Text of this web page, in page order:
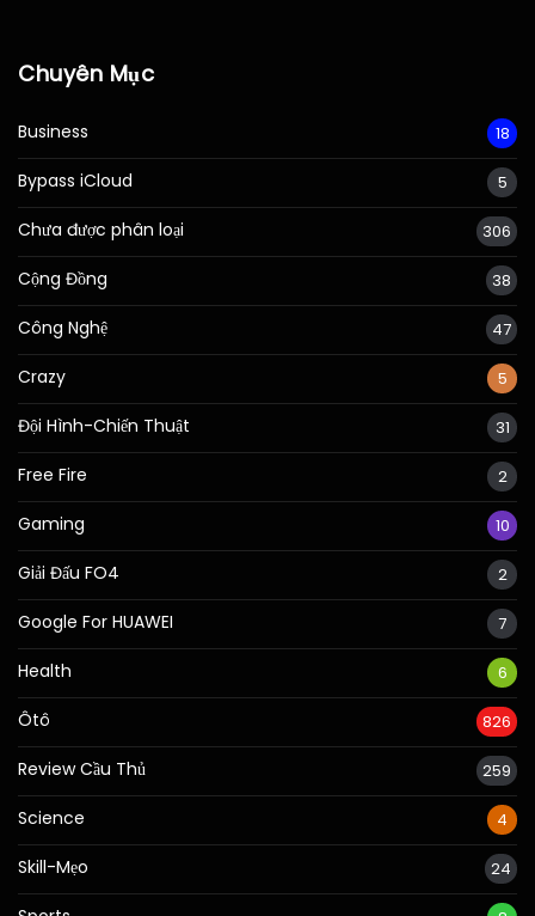
Chuyên Mục
Business 18
Bypass iCloud 5
Chưa được phân loại 306
Cộng Đồng 38
Công Nghệ 47
Crazy 5
Đội Hình-Chiến Thuật 31
Free Fire 2
Gaming 10
Giải Đấu FO4 2
Google For HUAWEI 7
Health 6
Ôtô 826
Review Cầu Thủ 259
Science 4
Skill-Mẹo 24